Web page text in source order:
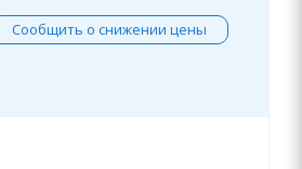
Сообщить о снижении цены